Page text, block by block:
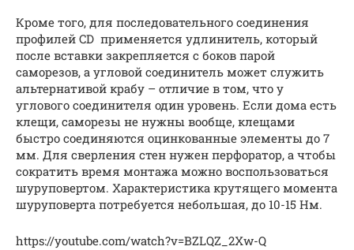
Кроме того, для последовательного соединения
профилей CD применяется удлинитель, который
после вставки закрепляется с боков парой
саморезов, а угловой соединитель может служить
альтернативой крабу – отличие в том, что у
углового соединителя один уровень. Если дома есть
клещи, саморезы не нужны вообще, клещами
быстро соединяются оцинкованные элементы до 7
мм. Для сверления стен нужен перфоратор, а чтобы
сократить время монтажа можно воспользоваться
шуруповертом. Характеристика крутящего момента
шуруповерта потребуется небольшая, до 10-15 Нм.
https://youtube.com/watch?v=BZLQZ_2Xw-Q